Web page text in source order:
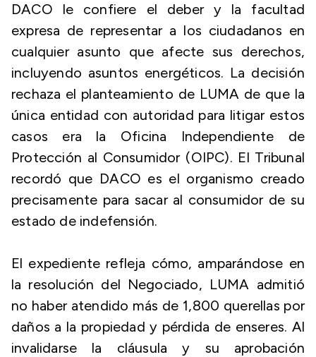
DACO le confiere el deber y la facultad
expresa de representar a los ciudadanos en
cualquier asunto que afecte sus derechos,
incluyendo asuntos energéticos. La decisión
rechaza el planteamiento de LUMA de que la
única entidad con autoridad para litigar estos
casos era la Oficina Independiente de
Protección al Consumidor (OIPC). El Tribunal
recordó que DACO es el organismo creado
precisamente para sacar al consumidor de su
estado de indefensión.
El expediente refleja cómo, amparándose en
la resolución del Negociado, LUMA admitió
no haber atendido más de 1,800 querellas por
daños a la propiedad y pérdida de enseres. Al
invalidarse la cláusula y su aprobación